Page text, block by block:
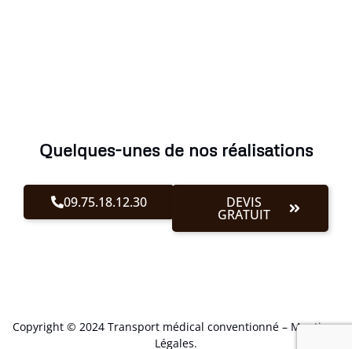
Quelques-unes de nos réalisations
09.75.18.12.30 DEVIS
GRATUIT
Copyright © 2024 Transport médical conventionné – Mentions
Légales.